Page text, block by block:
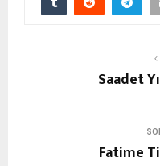
Saadet
Fatime